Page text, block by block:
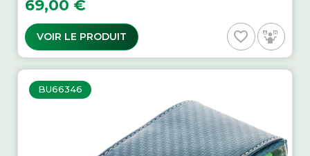
69,00 €
VOIR LE PRODUIT favorite_border
BU66346